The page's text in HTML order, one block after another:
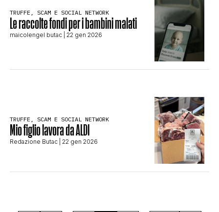
TRUFFE, SCAM E SOCIAL NETWORK
Le raccolte fondi per i bambini malati
maicolengel butac | 22 gen 2026
TRUFFE, SCAM E SOCIAL NETWORK
Mio figlio lavora da ALDI
Redazione Butac | 22 gen 2026